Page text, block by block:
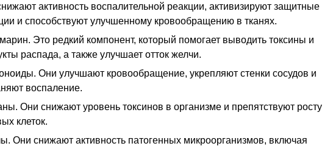
активность воспалительной реакции, активизируют защитные
и способствуют улучшенному кровообращению в тканях.
Это редкий компонент, который помогает выводить токсины и
распада, а также улучшает отток желчи.
Они улучшают кровообращение, укрепляют стенки сосудов и
воспаление.
Они снижают уровень токсинов в организме и препятствуют росту
клеток.
Они снижают активность патогенных микроорганизмов, включая